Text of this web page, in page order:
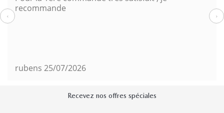
recommande
rubens 25/07/2026
‹ ›
Recevez nos offres spéciales